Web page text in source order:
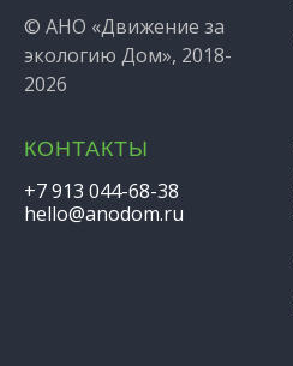
© АНО «Движение за
экологию Дом», 2018-
2026
КОНТАКТЫ
+7 913 044-68-38
hello@anodom.ru